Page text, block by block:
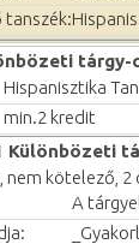
tanszék:
Hispanisztika
min.2 kredit
Különbözeti
nem kötelező,
A